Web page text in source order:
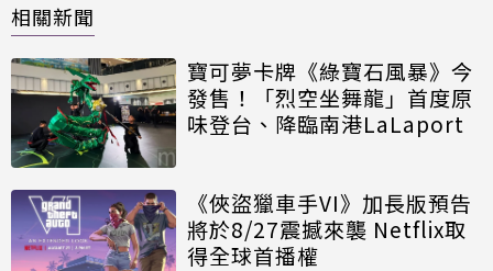
相關新聞
寶可夢卡牌《綠寶石風暴》今
發售！「烈空坐舞龍」首度原
味登台、降臨南港LaLaport
《俠盜獵車手VI》加長版預告
將於8/27震撼來襲 Netflix取
得全球首播權